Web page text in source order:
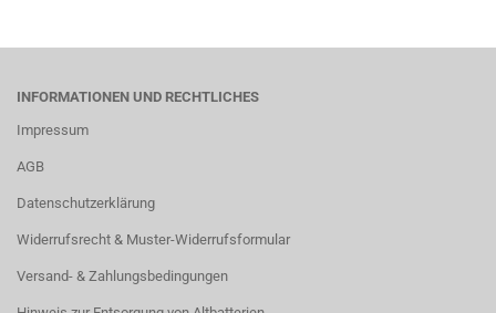
INFORMATIONEN UND RECHTLICHES
Impressum
AGB
Datenschutzerklärung
Widerrufsrecht & Muster-Widerrufsformular
Versand- & Zahlungsbedingungen